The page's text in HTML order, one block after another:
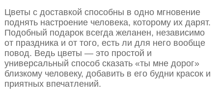
Цветы с доставкой способны в одно мгновение
поднять настроение человека, которому их дарят.
Подобный подарок всегда желанен, независимо
от праздника и от того, есть ли для него вообще
повод. Ведь цветы — это простой и
универсальный способ сказать «ты мне дорог»
близкому человеку, добавить в его будни красок и
приятных впечатлений.